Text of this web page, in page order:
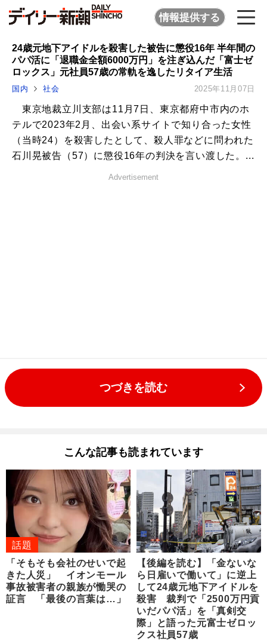
情報提供する
24歳元地下アイドルを殺害した被告に懲役16年 半年間の
パパ活に「退職金全額6000万円」を注ぎ込んだ「富士ゼ
ロックス」元社員57歳の常軌を逸したリタイア生活
国内 社会 2025年11月07日
東京地裁立川支部は11月7日、東京都府中市内のホ
テルで2023年2月、出会い系サイトで知り合った女性
（当時24）を殺害したとして、殺人罪などに問われた
石川晃被告（57）に懲役16年の判決を言い渡した。...
Advertisement
つづきを読む
こんな記事も読まれています
話題
「そもそも会社のせいで起
きた人災」 イオンモール
事故被害者の親族が慟哭の
証言 「最後の言葉は…」
【後編を読む】「金ないな
ら日雇いで働いて」に逆上
して24歳元地下アイドルを
殺害 裁判で「2500万円貢
いだパパ活」を「真剣交
際」と語った元富士ゼロッ
クス社員57歳